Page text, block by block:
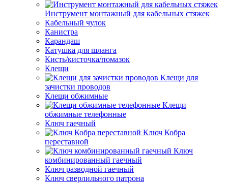
Инструмент монтажный для кабельных стяжек
Кабельный чулок
Канистра
Карандаш
Катушка для шланга
Кисть/кисточка/помазок
Клещи
Клещи для
зачистки проводов
Клещи обжимные
Клещи
обжимные телефонные
Ключ гаечный
Ключ Кобра
переставной
Ключ
комбинированный гаечный
Ключ разводной гаечный
Ключ сверлильного патрона